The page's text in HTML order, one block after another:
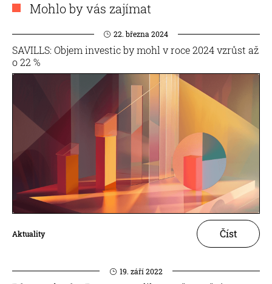
Mohlo by vás zajímat
22. března 2024
SAVILLS: Objem investic by mohl v roce 2024 vzrůst až
o 22 %
Aktuality Číst
19. září 2022